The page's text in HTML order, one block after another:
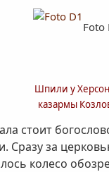
Foto
Шпили у
казармы
стоит
Сразу за
колесо